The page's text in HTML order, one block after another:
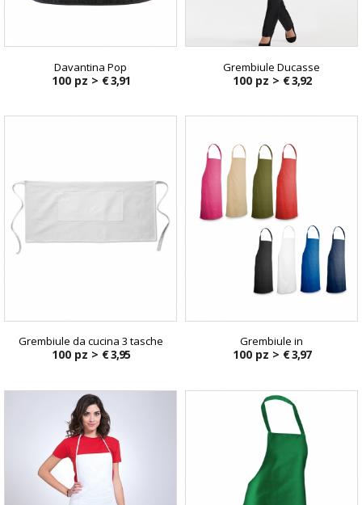
Davantina Pop
100 pz > € 3,91
Grembiule Ducasse
100 pz > € 3,92
Grembiule da cucina 3 tasche
100 pz > € 3,95
Grembiule in
100 pz > € 3,97